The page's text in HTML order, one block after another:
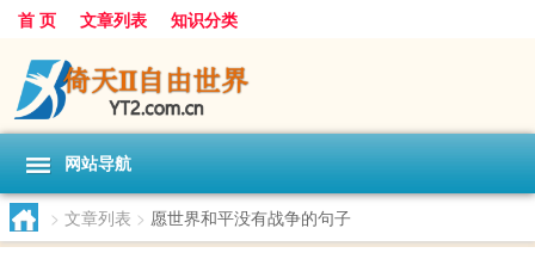
首 页 文章列表 知识分类
网站导航
> 文章列表 > 愿世界和平没有战争的句子